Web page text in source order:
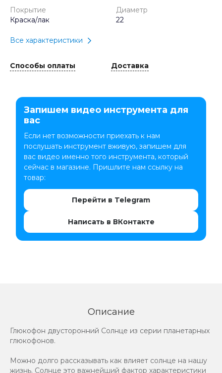
Покрытие
Краска/лак
Диаметр
22
Все характеристики
Способы оплаты Доставка
Запишем видео инструмента для
вас
Если нет возможности приехать к нам
послушать инструмент вживую, запишем для
вас видео именно того инструмента, который
сейчас в магазине. Пришлите нам ссылку на
товар:
Перейти в Telegram
Написать в ВКонтакте
Описание
Глюкофон двусторонний Солнце из серии планетарных
глюкофонов.
Можно долго рассказывать как влияет солнце на нашу
жизнь. Солнце это важнейший фактор характеристики